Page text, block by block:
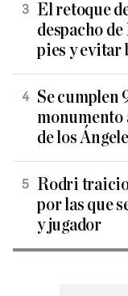
El retoque
despacho
pies y evitar
Se cumplen
monumento
de los
Rodri
por las que
y jugador